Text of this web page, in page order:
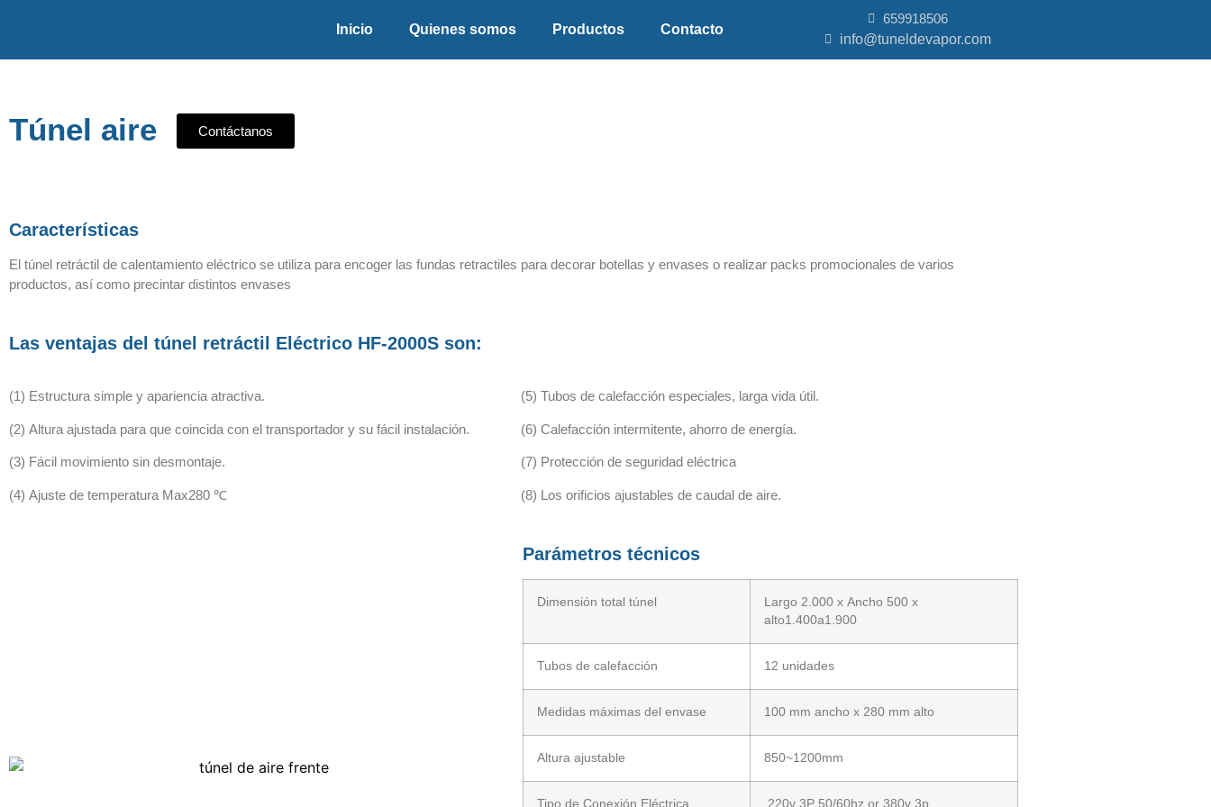
Inicio Quienes somos Productos Contacto
659918506
info@tuneldevapor.com
Túnel aire Contáctanos
Características
El túnel retráctil de calentamiento eléctrico se utiliza para encoger las fundas retractiles para decorar botellas y envases o realizar packs promocionales de varios
productos, así como precintar distintos envases
Las ventajas del túnel retráctil Eléctrico HF-2000S son:
(1) Estructura simple y apariencia atractiva.
(2) Altura ajustada para que coincida con el transportador y su fácil instalación.
(3) Fácil movimiento sin desmontaje.
(4) Ajuste de temperatura Max280 ℃
(5) Tubos de calefacción especiales, larga vida útil.
(6) Calefacción intermitente, ahorro de energía.
(7) Protección de seguridad eléctrica
(8) Los orificios ajustables de caudal de aire.
Parámetros técnicos
Dimensión total túnel
Largo 2.000 x Ancho 500 x
alto1.400a1.900
Tubos de calefacción 12 unidades
Medidas máximas del envase 100 mm ancho x 280 mm alto
Altura ajustable 850~1200mm
Tipo de Conexión Eléctrica 220v 3P 50/60hz or 380v 3p